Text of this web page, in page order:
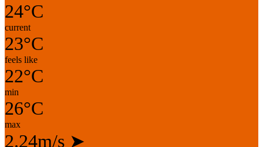
24°C
current
23°C
feels like
22°C
min
26°C
max
2.24m/s ➤